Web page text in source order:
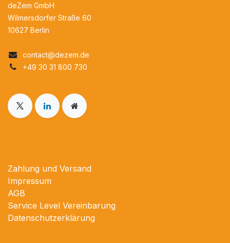
deZem GmbH
Wilmersdorfer Straße 60
10627 Berlin
contact@dezem.de​
+49 30 31 800 730
Zahlung und Versand
Impressum
AGB
Service Level Vereinbarung
Datenschutzerklärung